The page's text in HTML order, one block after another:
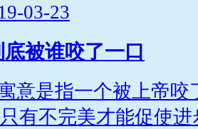
03-23
底被谁咬了一口
意是指一个被上帝
有不完美才能促使